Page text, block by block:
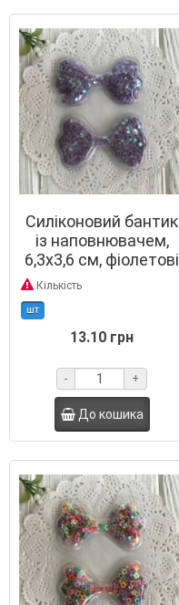
Силіконовий бантик
із наповнювачем,
6,3х3,6 см, фіолетові
зірки, шт.
Кількість
шт
13.10 грн
- +
До кошика